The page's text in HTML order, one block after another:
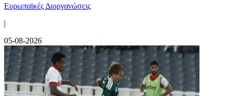
Ευρωπαϊκές Διοργανώσεις
|
05-08-2026